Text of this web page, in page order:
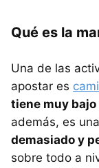
Qué es la
Una de las
apostar es
tiene muy
además, es
demasiado y
sobre todo a